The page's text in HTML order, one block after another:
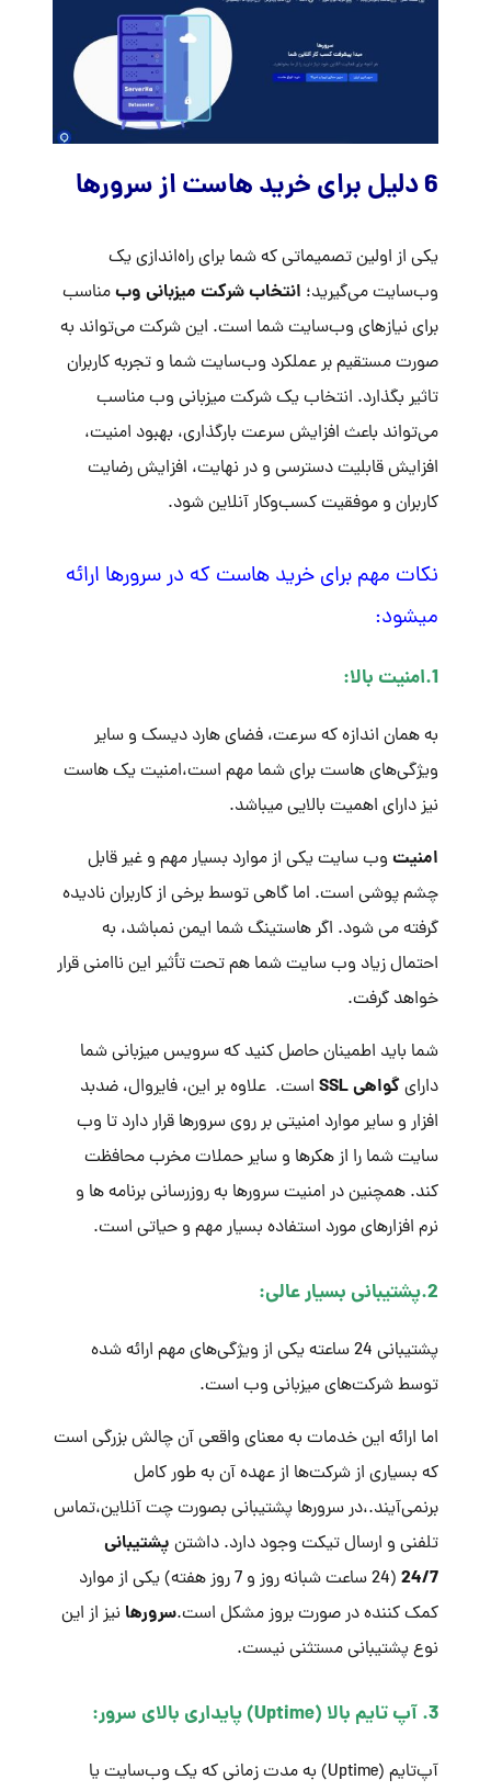
6 دلیل برای خرید هاست از سرورها
یکی از اولین تصمیماتی که شما برای راه‌اندازی یک
وب‌سایت می‌گیرید؛ انتخاب شرکت میزبانی وبمناسب
برای نیازهای وب‌سایت شما است. این شرکت می‌تواند به
صورت مستقیم بر عملکرد وب‌سایت شما و تجربه کاربران
تاثیر بگذارد. انتخاب یک شرکت میزبانی وب مناسب
می‌تواند باعث افزایش سرعت بارگذاری، بهبود امنیت،
افزایش قابلیت دسترسی و در نهایت، افزایش رضایت
کاربران و موفقیت کسب‌وکار آنلاین شود.
نکات مهم برای خرید هاست که در سرورها ارائه
میشود:
1.امنیت بالا:
به همان اندازه که سرعت، فضای هارد دیسک و سایر
ویژگی‌های هاست برای شما مهم است،امنیت یک هاست
نیز دارای اهمیت بالایی میباشد.
امنیت وب سایت یکی از موارد بسیار مهم و غیر قابل
چشم پوشی است. اما گاهی توسط برخی از کاربران نادیده
گرفته می شود. اگر هاستینگ شما ایمن نمباشد، به
احتمال زیاد وب سایت شما هم تحت تأثیر این ناامنی قرار
خواهد گرفت.
شما باید اطمینان حاصل کنید که سرویس میزبانی شما
دارایگواهی SSL
است. علاوه بر این، فایروال، ضدبد
افزار و سایر موارد امنیتی بر روی سرورها قرار دارد تا وب
سایت شما را از هکرها و سایر حملات مخرب محافظت
کند. همچنین در امنیت سرورها به روزرسانی برنامه ها و
نرم افزارهای مورد استفاده بسیار مهم و حیاتی است.
2.پشتیبانی بسیار عالی:
پشتیبانی 24 ساعته یکی از ویژگی‌های مهم ارائه شده
توسط شرکت‌های میزبانی وب است.
اما ارائه این خدمات به معنای واقعی آن چالش بزرگی است
که بسیاری از شرکت‌ها از عهده آن به طور کامل
برنمی‌آیند.،در سرورها پشتیبانی بصورت چت آنلاین،تماس
تلفنی و ارسال تیکت وجود دارد. داشتن پشتیبانی
24/7
(24 ساعت شبانه روز و 7 روز هفته) یکی از موارد
کمک کننده در صورت بروز مشکل است.سرورها نیز از این
نوع پشتیبانی مستثنی نیست.
3. آپ تایم بالا (Uptime) پایداری بالای سرور:
آپ‌تایم (Uptime) به مدت زمانی که یک وب‌سایت یا